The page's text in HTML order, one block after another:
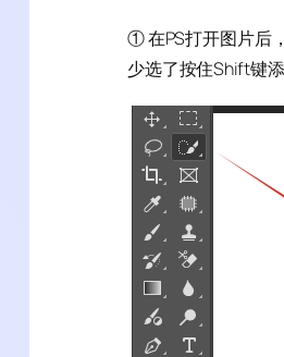
① 在PS打开图片后
少选了按住Shift键